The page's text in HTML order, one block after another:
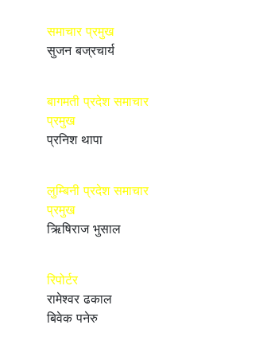
समाचार प्रमुख
सुजन बज्रचार्य
बागमती प्रदेश समाचार
प्रमुख
प्रनिश थापा
लुम्बिनी प्रदेश समाचार
प्रमुख
ऋिषिराज भुसाल
रिपोर्टर
रामेश्वर ढकाल
बिवेक पनेरु